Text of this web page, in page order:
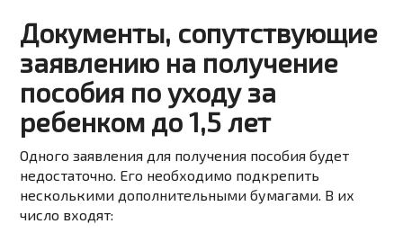
Документы, сопутствующие
заявлению на получение
пособия по уходу за
ребенком до 1,5 лет
Одного заявления для получения пособия будет
недостаточно. Его необходимо подкрепить
несколькими дополнительными бумагами. В их
число входят: